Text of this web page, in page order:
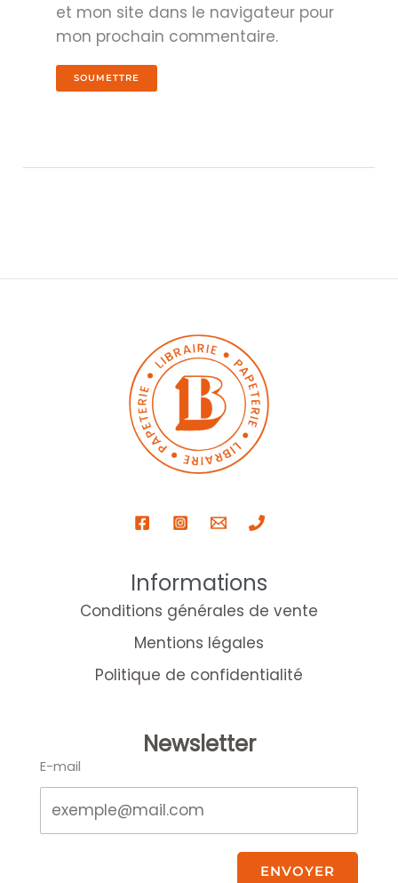
et mon site dans le navigateur pour
mon prochain commentaire.
Informations
Conditions générales de vente
Mentions légales
Politique de confidentialité
Newsletter
E-mail
ENVOYER